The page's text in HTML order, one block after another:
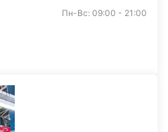
Пн-Вс: 09:00 - 21:00